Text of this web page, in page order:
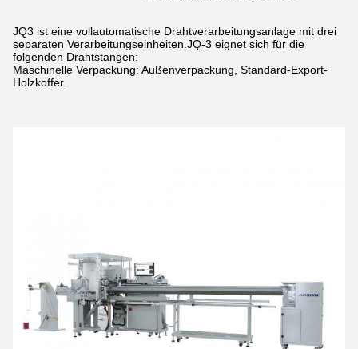
JQ3 ist eine vollautomatische Drahtverarbeitungsanlage mit drei
separaten Verarbeitungseinheiten.JQ-3 eignet sich für die
folgenden Drahtstangen:
Maschinelle Verpackung: Außenverpackung, Standard-Export-
Holzkoffer.